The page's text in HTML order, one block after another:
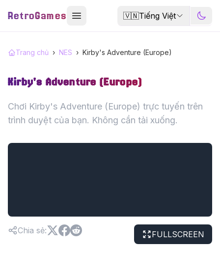
RetroGames 🇻🇳Tiếng Việt
Trang chủ › NES › Kirby's Adventure (Europe)
Kirby's Adventure (Europe)
Chơi Kirby's Adventure (Europe) trực tuyến trên
trình duyệt của bạn. Không cần tải xuống.
Chia sẻ: FULLSCREEN